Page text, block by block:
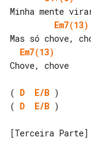
Em7(13)
Em7(13)
Chove, chove
( D E/B
( D E/B )
[Terceira Parte]